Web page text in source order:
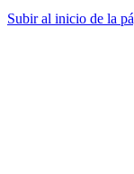
Subir al inicio de la